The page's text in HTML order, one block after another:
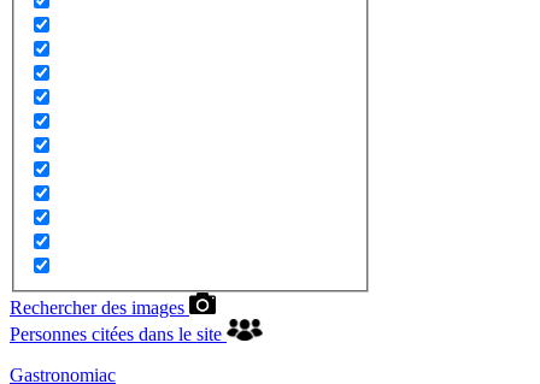
Rechercher des images
Personnes citées dans le site
Gastronomiac